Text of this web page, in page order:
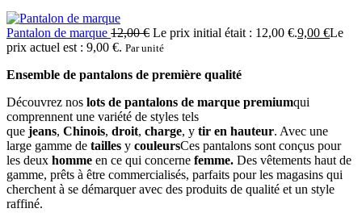
Pantalon de marque 12,00€ Le prix initial était : 12,00 €.9,00 €Le
prix actuel est : 9,00 €. Par unité
Ensemble de pantalons de première qualité
Découvrez nos lots de pantalons de marque premiumqui
comprennent une variété de styles tels
que jeans, Chinois, droit, charge, y tir en hauteur. Avec une
large gamme de tailles y couleursCes pantalons sont conçus pour
les deux homme en ce qui concerne femme. Des vêtements haut de
gamme, prêts à être commercialisés, parfaits pour les magasins qui
cherchent à se démarquer avec des produits de qualité et un style
raffiné.